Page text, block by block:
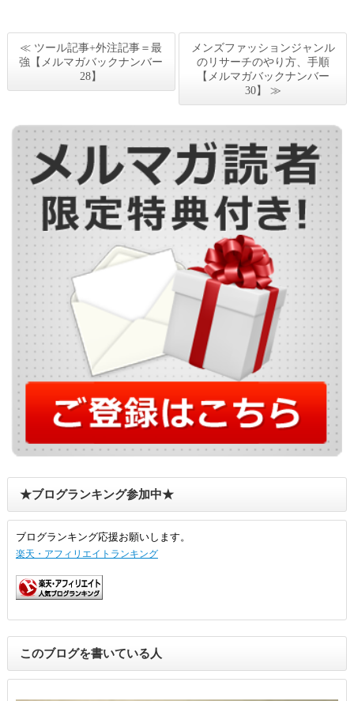
≪ ツール記事+外注記事＝最
強【メルマガバックナンバー
28】
メンズファッションジャンル
のリサーチのやり方、手順
【メルマガバックナンバー
30】 ≫
★ブログランキング参加中★
ブログランキング応援お願いします。
楽天・アフィリエイトランキング
このブログを書いている人